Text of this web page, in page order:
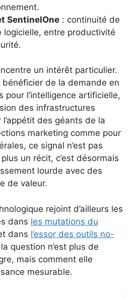
SentinelOne : continuité de
logicielle, entre productivité
un intérêt particulier.
de la demande en
pour l’intelligence artificielle,
des infrastructures
des géants de la
marketing comme pour
ce signal n’est pas
plus un récit, c’est désormais
lourde avec des
de valeur.
rejoint d’ailleurs les
dans les mutations du
dans l’essor des outils no-
question n’est plus de
mais comment elle
mesurable.